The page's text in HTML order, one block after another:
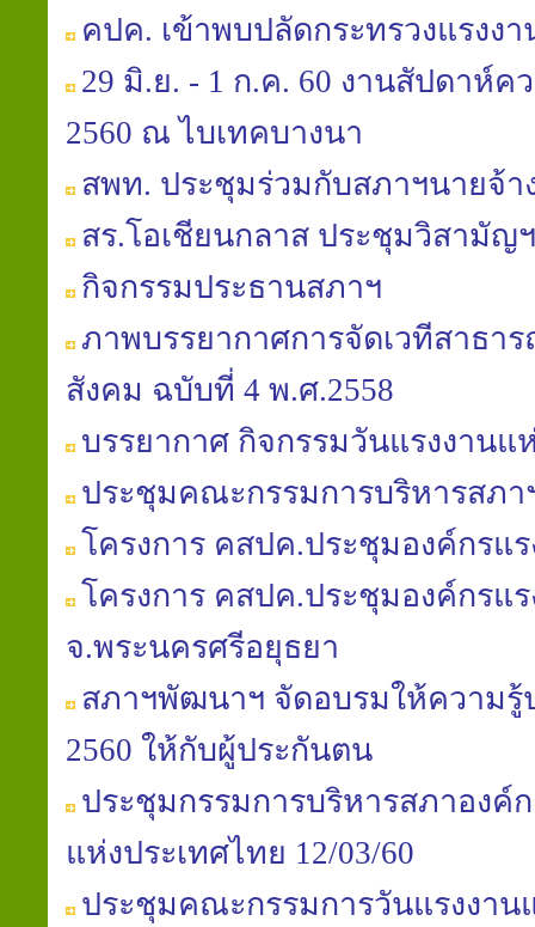
คปค. เข้าพบปลัดกระทรวงแรงงา
29 มิ.ย. - 1 ก.ค. 60 งานสัปดาห์
2560 ณ ไบเทคบางนา
สพท. ประชุมร่วมกับสภาฯนายจ้า
สร.โอเชียนกลาส ประชุมวิสามั
กิจกรรมประธานสภาฯ
ภาพบรรยากาศการจัดเวทีสาธา
สังคม ฉบับที่ 4 พ.ศ.2558
บรรยากาศ กิจกรรมวันแรงงานแ
ประชุมคณะกรรมการบริหารสภา
โครงการ คสปค.ประชุมองค์กรแ
โครงการ คสปค.ประชุมองค์กรแ
จ.พระนครศรีอยุธยา
สภาฯพัฒนาฯ จัดอบรมให้ความรู้
2560 ให้กับผู้ประกันตน
ประชุมกรรมการบริหารสภาองค์
แห่งประเทศไทย 12/03/60
ประชุมคณะกรรมการวันแรงงาน